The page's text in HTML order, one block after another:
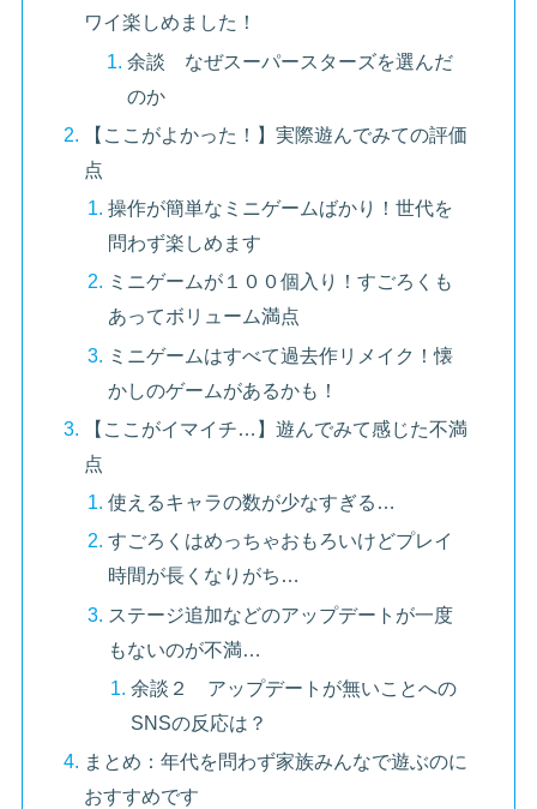
ワイ楽しめました！
余談 なぜスーパースターズを選んだ
のか
【ここがよかった！】実際遊んでみての評価
点
操作が簡単なミニゲームばかり！世代を
問わず楽しめます
ミニゲームが１００個入り！すごろくも
あってボリューム満点
ミニゲームはすべて過去作リメイク！懐
かしのゲームがあるかも！
【ここがイマイチ…】遊んでみて感じた不満
点
使えるキャラの数が少なすぎる…
すごろくはめっちゃおもろいけどプレイ
時間が長くなりがち…
ステージ追加などのアップデートが一度
もないのが不満…
余談２ アップデートが無いことへの
SNSの反応は？
まとめ：年代を問わず家族みんなで遊ぶのに
おすすめです